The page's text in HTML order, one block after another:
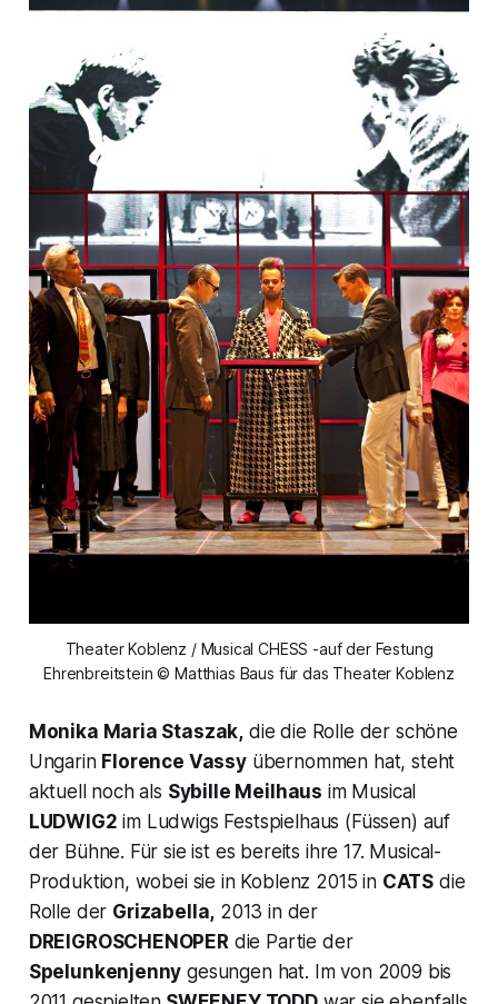
Theater Koblenz / Musical CHESS -auf der Festung
Ehrenbreitstein © Matthias Baus für das Theater Koblenz
Monika Maria Staszak, die die Rolle der schöne
Ungarin Florence Vassyübernommen hat, steht
aktuell noch als Sybille Meilhaus im Musical
LUDWIG2 im Ludwigs Festspielhaus (Füssen) auf
der Bühne. Für sie ist es bereits ihre 17. Musical-
Produktion, wobei sie in Koblenz 2015 in CATS die
Rolle der Grizabella, 2013 in der
DREIGROSCHENOPER die Partie der
Spelunkenjenny gesungen hat. Im von 2009 bis